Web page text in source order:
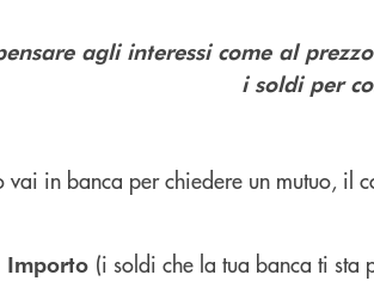
agli interessi come al
i soldi per
vai in banca per chiedere un mutuo, il
Importo (i soldi che la tua banca ti